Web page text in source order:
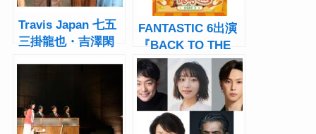
Travis Japan 七五
三掛龍也・吉澤閑
開幕！「いつもと
違う“しめし
FANTASTIC 6出演
『BACK TO THE
MEMORIES
PART3』4都市で上
演！堀夏喜「盛り
沢山な予感」